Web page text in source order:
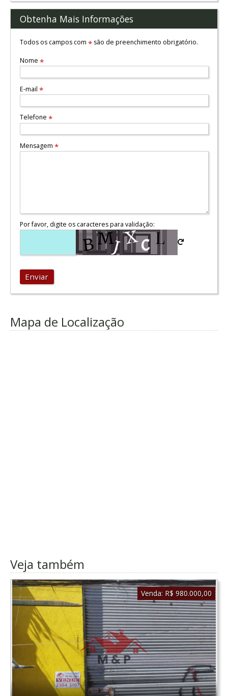
Obtenha Mais Informações
Todos os campos com *são de preenchimento obrigatório.
Nome *
E-mail *
Telefone *
Mensagem *
Por favor, digite os caracteres para validação:
Enviar
Mapa de Localização
Veja também
Venda: R$ 980.000,00